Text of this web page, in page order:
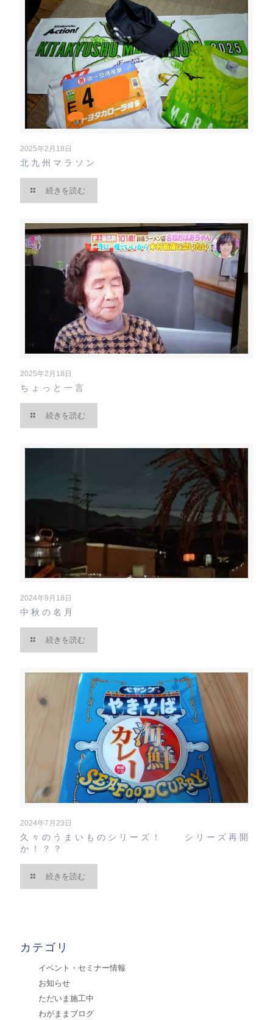
2025年2月18日
北九州マラソン
続きを読む
2025年2月18日
ちょっと一言
続きを読む
2024年9月18日
中秋の名月
続きを読む
2024年7月23日
久々のうまいものシリーズ！ シリーズ再開
か！？？
続きを読む
カテゴリ
イベント・セミナー情報
お知らせ
ただいま施工中
わがままブログ